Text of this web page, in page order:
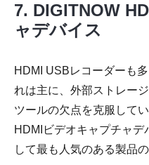
7. DIGITNOW
ャデバイス
HDMI USBレコーダーも
れは主に、外部ストレー
ツールの欠点を克服して
HDMIビデオキャプチャデ
して最も人気のある製品の